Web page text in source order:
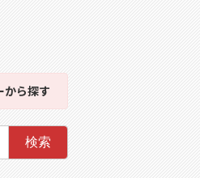
から探す
検索